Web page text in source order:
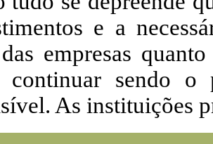
e a
empresas
continuar sendo
As instituições